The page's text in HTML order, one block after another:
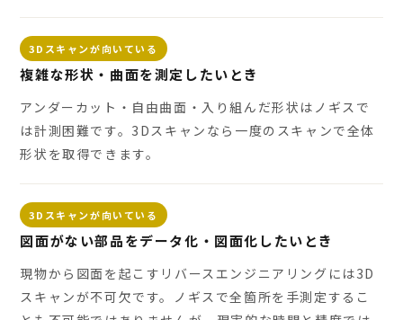
3Dスキャンが向いている
複雑な形状・曲面を測定したいとき
アンダーカット・自由曲面・入り組んだ形状はノギスで
は計測困難です。3Dスキャンなら一度のスキャンで全体
形状を取得できます。
3Dスキャンが向いている
図面がない部品をデータ化・図面化したいとき
現物から図面を起こすリバースエンジニアリングには3D
スキャンが不可欠です。ノギスで全箇所を手測定するこ